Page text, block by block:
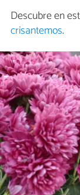
Descubre en
crisantemos.